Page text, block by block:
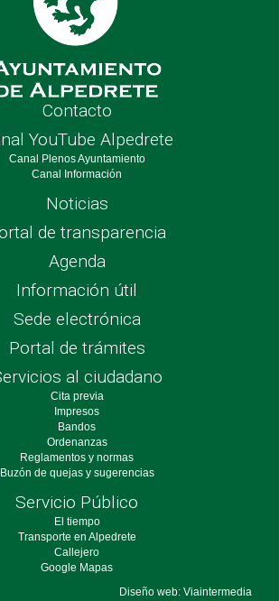
Contacto
YouTube Alpedrete
Canal Plenos Ayuntamiento
Canal Información
Noticias
de transparencia
Agenda
Información útil
Sede electrónica
Portal de trámites
al ciudadano
Cita previa
Impresos
Bandos
Ordenanzas
Reglamentos y normas
Buzón de quejas y sugerencias
Servicio Público
El tiempo
Transporte en Alpedrete
Callejero
Google Mapas
Diseño web: Viaintermedia